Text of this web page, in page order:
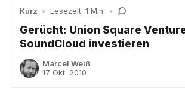
Kurz • Lesezeit: 1 Min. •
Gerücht: Union Square
SoundCloud investieren
Marcel Weiß
17 Okt. 2010